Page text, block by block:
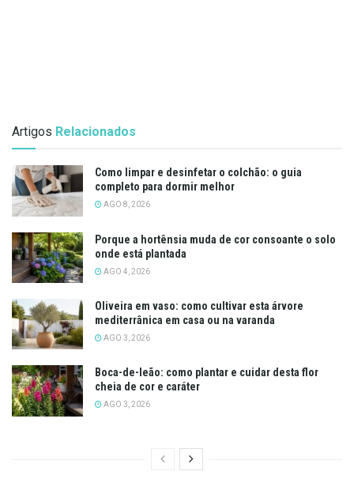
Artigos Relacionados
Como limpar e desinfetar o colchão: o guia
completo para dormir melhor
AGO 8, 2026
Porque a hortênsia muda de cor consoante o solo
onde está plantada
AGO 4, 2026
Oliveira em vaso: como cultivar esta árvore
mediterrânica em casa ou na varanda
AGO 3, 2026
Boca-de-leão: como plantar e cuidar desta flor
cheia de cor e caráter
AGO 3, 2026